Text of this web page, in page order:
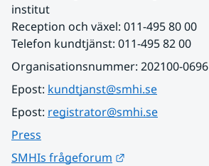
institut
Reception och växel: 011-495 80 00
Telefon kundtjänst: 011-495 82 00
Organisationsnummer: 202100-0696
Epost: kundtjanst@smhi.se
Epost: registrator@smhi.se
Press
SMHIs frågeforum